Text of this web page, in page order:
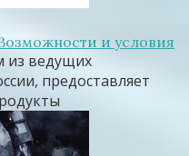
и условия
из ведущих
предоставляет